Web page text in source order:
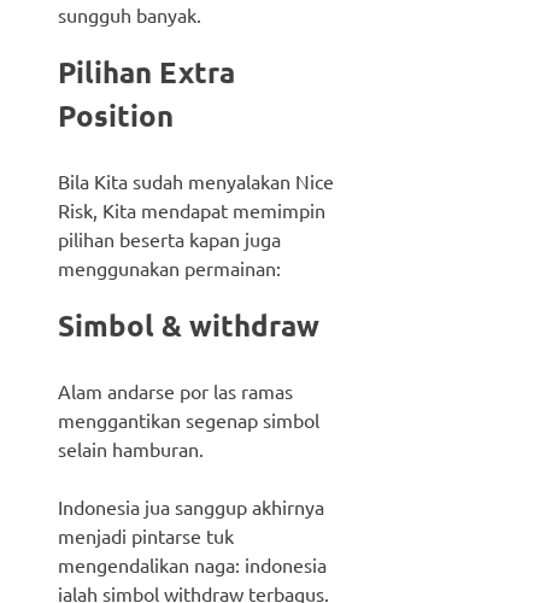
sungguh banyak.
Pilihan Extra
Position
Bila Kita sudah menyalakan Nice
Risk, Kita mendapat memimpin
pilihan beserta kapan juga
menggunakan permainan:
Simbol & withdraw
Alam andarse por las ramas
menggantikan segenap simbol
selain hamburan.
Indonesia jua sanggup akhirnya
menjadi pintarse tuk
mengendalikan naga: indonesia
ialah simbol withdraw terbagus.